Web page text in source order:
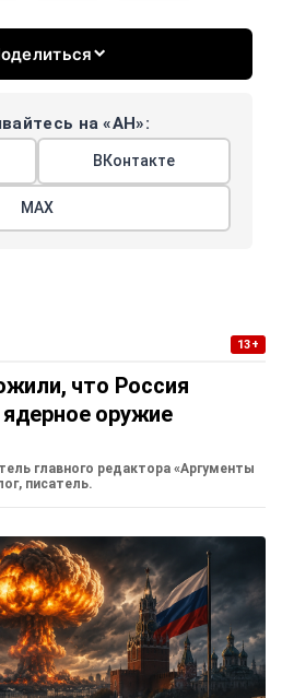
на «АН»:
ВКонтакте
МАХ
13+
что Россия
оружие
главного редактора «Аргументы
писатель.